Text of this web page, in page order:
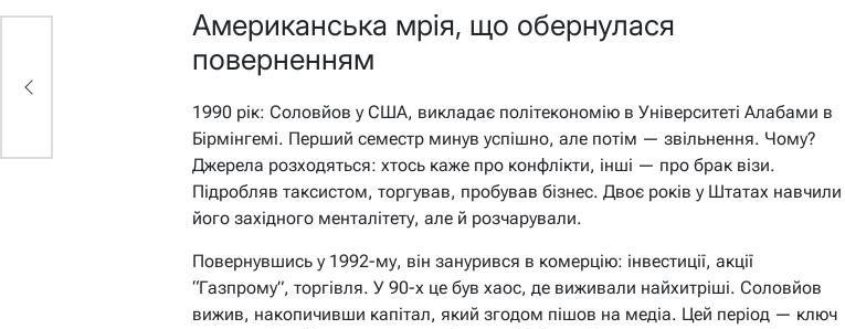
Американська мрія, що обернулася
поверненням
1990 рік: Соловйов у США, викладає політекономію в Університеті Алабами в
Бірмінгемі. Перший семестр минув успішно, але потім — звільнення. Чому?
Джерела розходяться: хтось каже про конфлікти, інші — про брак візи.
Підробляв таксистом, торгував, пробував бізнес. Двоє років у Штатах навчили
його західного менталітету, але й розчарували.
Повернувшись у 1992-му, він занурився в комерцію: інвестиції, акції
“Газпрому”, торгівля. У 90-х це був хаос, де виживали найхитріші. Соловйов
вижив, накопичивши капітал, який згодом пішов на медіа. Цей період — ключ